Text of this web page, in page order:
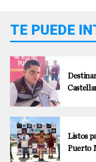
TE PUEDE
Listos
Puerto